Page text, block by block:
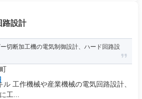
路設計
切断加工機の電気制御設計、ハード回路設
工作機械や産業機械の電気回路設計、
工...